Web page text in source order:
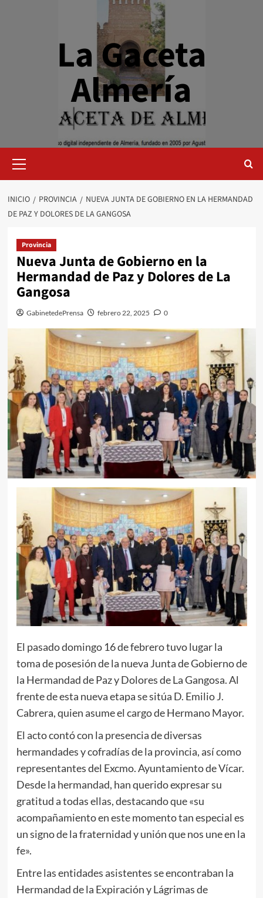
La Gaceta
Almería
primario
INICIO PROVINCIA
NUEVA JUNTA DE GOBIERNO EN LA HERMANDAD
DE PAZ Y DOLORES DE LA GANGOSA
Provincia
Nueva Junta de Gobierno en la
Hermandad de Paz y Dolores de La
Gangosa
GabinetedePrensa febrero 22, 2025 0
El pasado domingo 16 de febrero tuvo lugar la
toma de posesión de la nueva Junta de Gobierno de
la Hermandad de Paz y Dolores de La Gangosa. Al
frente de esta nueva etapa se sitúa D. Emilio J.
Cabrera, quien asume el cargo de Hermano Mayor.
El acto contó con la presencia de diversas
hermandades y cofradías de la provincia, así como
representantes del Excmo. Ayuntamiento de Vícar.
Desde la hermandad, han querido expresar su
gratitud a todas ellas, destacando que «su
acompañamiento en este momento tan especial es
un signo de la fraternidad y unión que nos une en la
fe».
Entre las entidades asistentes se encontraban la
Hermandad de la Expiración y Lágrimas de